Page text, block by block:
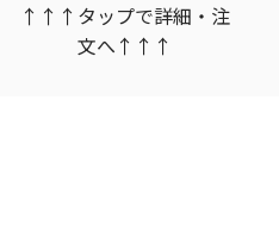
↑↑↑タップで詳細・注
文へ↑↑↑